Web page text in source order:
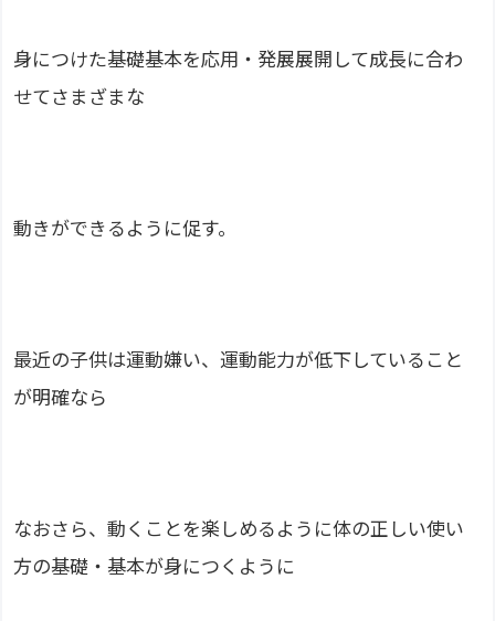
身につけた基礎基本を応用・発展展開して成長に合わ
せてさまざまな
動きができるように促す。
最近の子供は運動嫌い、運動能力が低下していること
が明確なら
なおさら、動くことを楽しめるように体の正しい使い
方の基礎・基本が身につくように